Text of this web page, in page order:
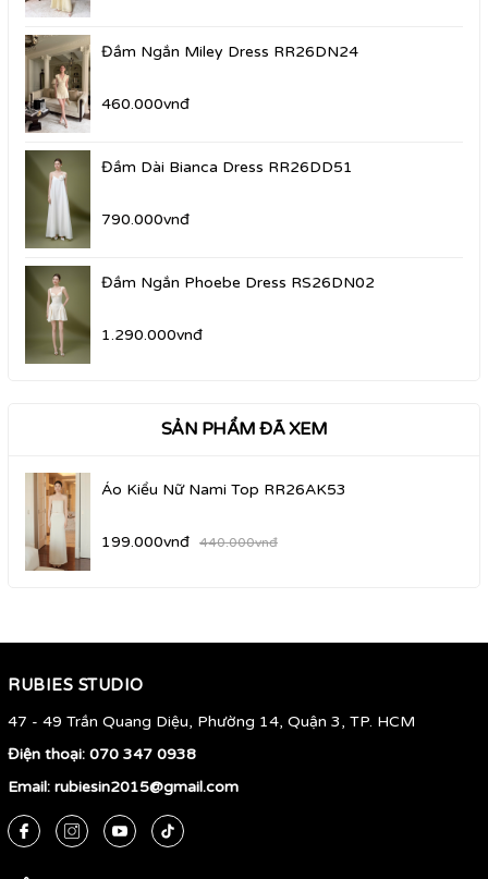
Đầm Ngắn Miley Dress RR26DN24
460.000vnđ
Đầm Dài Bianca Dress RR26DD51
790.000vnđ
Đầm Ngắn Phoebe Dress RS26DN02
1.290.000vnđ
SẢN PHẨM ĐÃ XEM
Áo Kiểu Nữ Nami Top RR26AK53
199.000vnđ 440.000vnđ
RUBIES STUDIO
47 - 49 Trần Quang Diệu, Phường 14, Quận 3, TP. HCM
Điện thoại: 070 347 0938
Email: rubiesin2015@gmail.com